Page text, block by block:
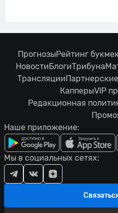
ПрогнозыРейтинг
НовостиБлогиТрибуна
Трансляции
КапперыVIP
Редакционная
Наше приложение:
Мы в социальных сетях: